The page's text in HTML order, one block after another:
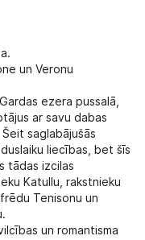
un Veronu
ezera pussalā,
ar savu dabas
saglabājušās
liecības, bet šīs
tādas izcilas
Katullu, rakstnieku
Tenisonu un
un romantisma